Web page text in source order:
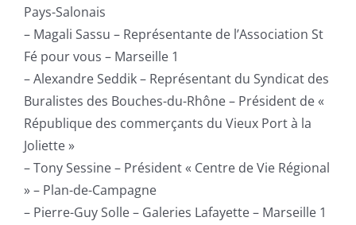
Pays-Salonais
– Magali Sassu – Représentante de l’Association St
Fé pour vous – Marseille 1
– Alexandre Seddik – Représentant du Syndicat des
Buralistes des Bouches-du-Rhône – Président de «
République des commerçants du Vieux Port à la
Joliette »
– Tony Sessine – Président « Centre de Vie Régional
» – Plan-de-Campagne
– Pierre-Guy Solle – Galeries Lafayette – Marseille 1